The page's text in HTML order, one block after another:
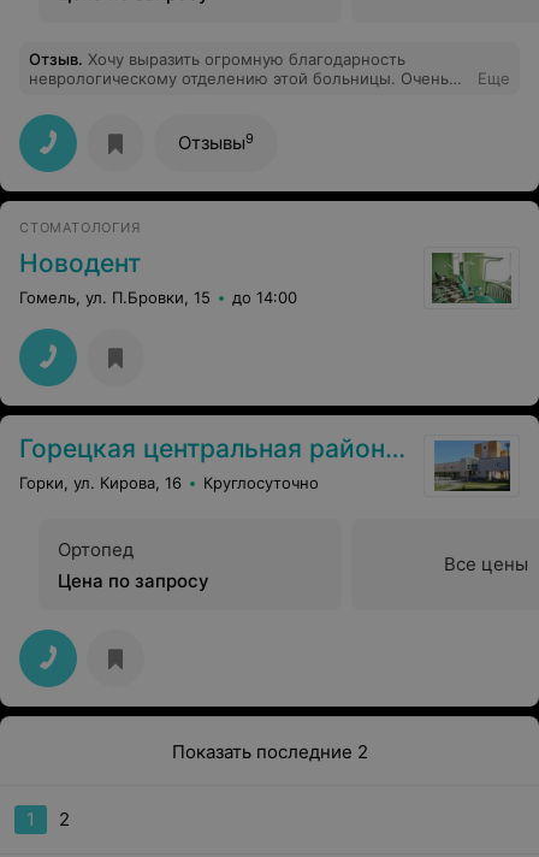
Отзыв. Хочу выразить огромную благодарность
неврологическому отделению этой больницы. Очень
добрые врачи. Всегда чисто в отделении и просто
хорошая и добрая обстановка.
Еще
Отзывы9
СТОМАТОЛОГИЯ
Новодент
Гомель, ул. П.Бровки, 15 до 14:00
Горецкая центральная районная больница
Горки, ул. Кирова, 16 Круглосуточно
Ортопед
Цена по запросу
Все цены
Показать последние 2
1 2